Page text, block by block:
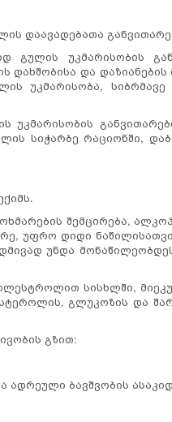
დაავადებათა
უკმარისობის
და დაზიანების
უკმარისობა,
სიჭარბე რაციონში,
შემცირება,
უფრო დიდი
უნდა
სისხლში,
გლუკოზის და
გზით:
ადრეული ბავშვობის